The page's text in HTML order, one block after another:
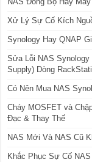
Xử Lý Sự Cố Kích
Synology Hay QNAP
Sửa Lỗi NAS Synology
Supply) Dòng
Có Nên Mua NAS
Cháy MOSFET và
Đạc & Thay Thế
NAS Mới Và NAS Cũ
Khắc Phục Sự Cố